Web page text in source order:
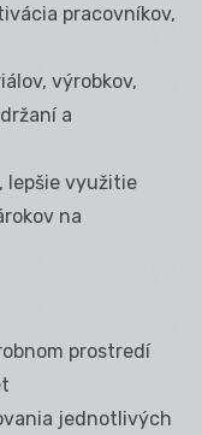
pracovníkov,
výrobkov,
a
lepšie využitie
na
prostredí
jednotlivých